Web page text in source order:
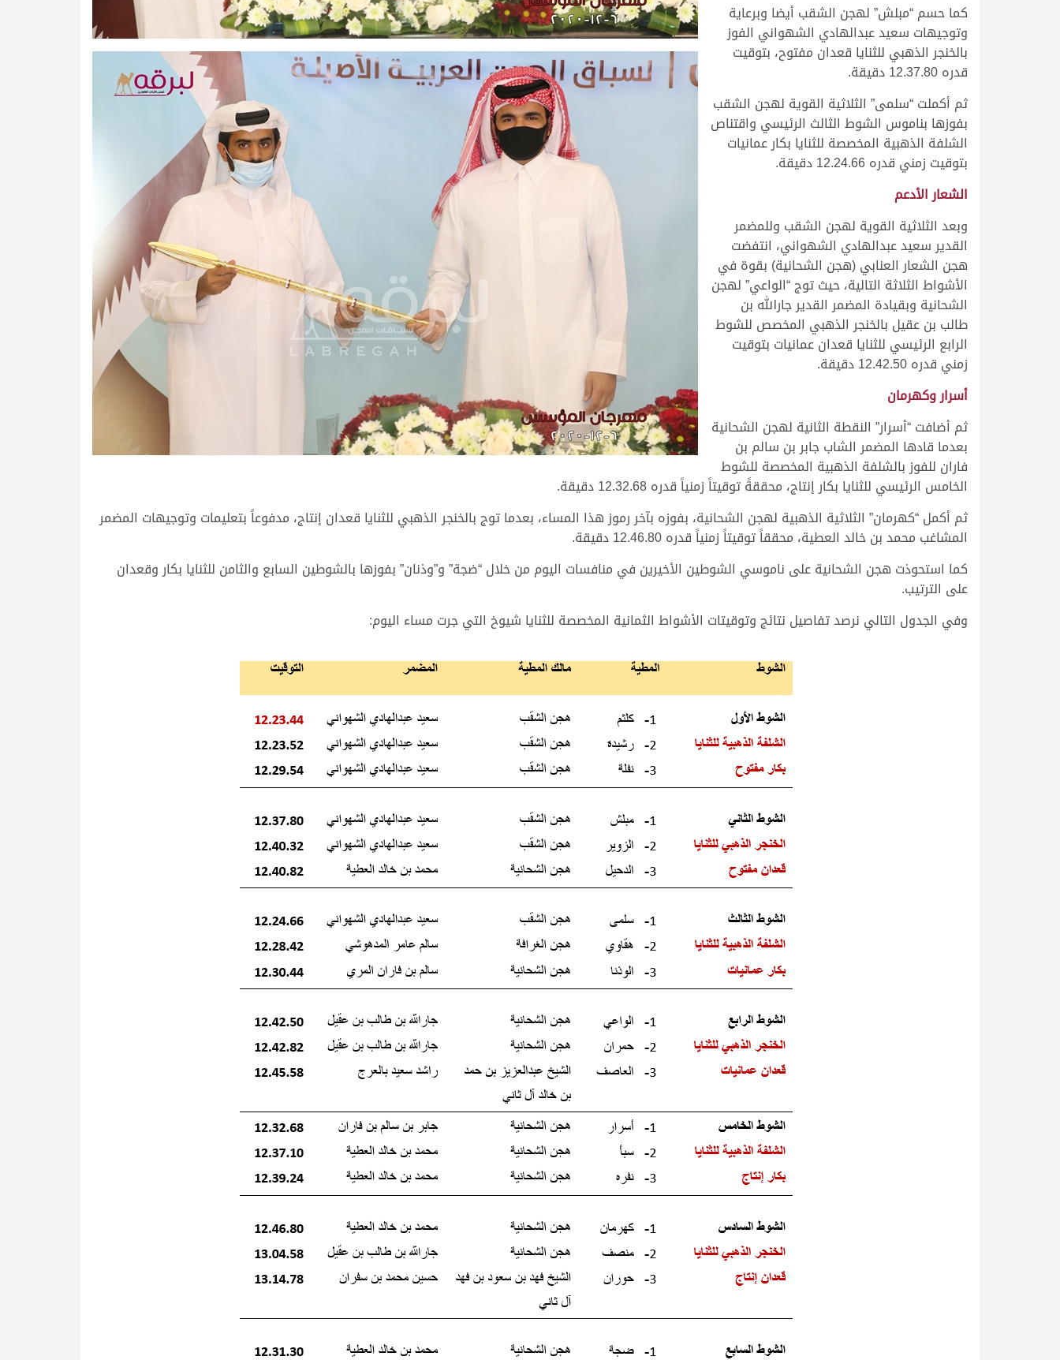
كما حسم “مبلش” لهجن الشقب أيضا وبرعاية
وتوجيهات سعيد عبدالهادي الشهواني الفوز
بالخنجر الذهبي للثنايا قعدان مفتوح، بتوقيت
قدره 12.37.80 دقيقة.
ثم أكملت “سلمى” الثلاثية القوية لهجن الشقب
بفوزها بناموس الشوط الثالث الرئيسي واقتناص
الشلفة الذهبية المخصصة للثنايا بكار عمانيات
بتوقيت زمني قدره 12.24.66 دقيقة.
الشعار الأدعم
وبعد الثلاثية القوية لهجن الشقب وللمضمر
القدير سعيد عبدالهادي الشهواني، انتفضت
هجن الشعار العنابي (هجن الشحانية) بقوة في
الأشواط الثلاثة التالية، حيث توج “الواعي” لهجن
الشحانية وبقيادة المضمر القدير جارالله بن
طالب بن عقيل بالخنجر الذهبي المخصص للشوط
الرابع الرئيسي للثنايا قعدان عمانيات بتوقيت
زمني قدره 12.42.50 دقيقة.
أسرار وكهرمان
ثم أضافت “أسرار” النقطة الثانية لهجن الشحانية
بعدما قادها المضمر الشاب جابر بن سالم بن
فاران للفوز بالشلفة الذهبية المخصصة للشوط
الخامس الرئيسي للثنايا بكار إنتاج، محققةً توقيتاً زمنياً قدره 12.32.68 دقيقة.
ثم أكمل “كهرمان” الثلاثية الذهبية لهجن الشحانية، بفوزه بآخر رموز هذا المساء، بعدما توج بالخنجر الذهبي للثنايا قعدان إنتاج، مدفوعاً بتعليمات وتوجيهات المضمر
المشاغب محمد بن خالد العطية، محققاً توقيتاً زمنياً قدره 12.46.80 دقيقة.
كما استحوذت هجن الشحانية على ناموسي الشوطين الأخيرين في منافسات اليوم من خلال “ضجة” و”وذنان” بفوزها بالشوطين السابع والثامن للثنايا بكار وقعدان
على الترتيب.
وفي الجدول التالي نرصد تفاصيل نتائج وتوقيتات الأشواط الثمانية المخصصة للثنايا شيوخ التي جرت مساء اليوم: